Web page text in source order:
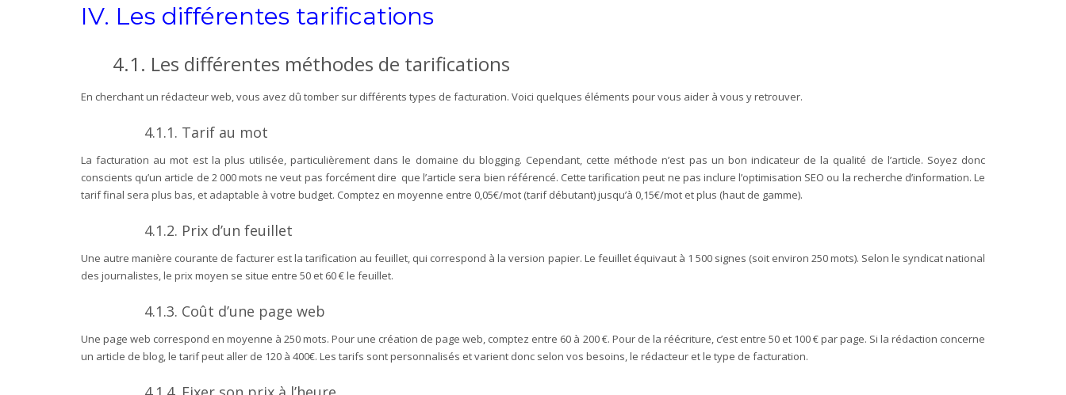
IV. Les différentes tarifications
4.1. Les différentes méthodes de tarifications
En cherchant un rédacteur web, vous avez dû tomber sur différents types de facturation. Voici quelques éléments pour vous aider à vous y retrouver.
4.1.1. Tarif au mot
La facturation au mot est la plus utilisée, particulièrement dans le domaine du blogging. Cependant, cette méthode n’est pas un bon indicateur de la qualité de l’article. Soyez donc
conscients qu’un article de 2 000 mots ne veut pas forcément dire que l’article sera bien référencé. Cette tarification peut ne pas inclure l’optimisation SEO ou la recherche d’information. Le
tarif final sera plus bas, et adaptable à votre budget. Comptez en moyenne entre 0,05€/mot (tarif débutant) jusqu’à 0,15€/mot et plus (haut de gamme).
4.1.2. Prix d’un feuillet
Une autre manière courante de facturer est la tarification au feuillet, qui correspond à la version papier. Le feuillet équivaut à 1 500 signes (soit environ 250 mots). Selon le syndicat national
des journalistes, le prix moyen se situe entre 50 et 60 € le feuillet.
4.1.3. Coût d’une page web
Une page web correspond en moyenne à 250 mots. Pour une création de page web, comptez entre 60 à 200 €. Pour de la réécriture, c’est entre 50 et 100 € par page. Si la rédaction concerne
un article de blog, le tarif peut aller de 120 à 400€. Les tarifs sont personnalisés et varient donc selon vos besoins, le rédacteur et le type de facturation.